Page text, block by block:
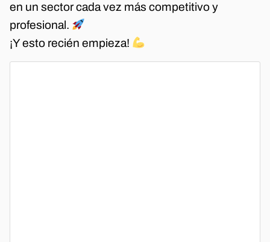
en un sector cada vez más competitivo y
profesional.
¡Y esto recién empieza!